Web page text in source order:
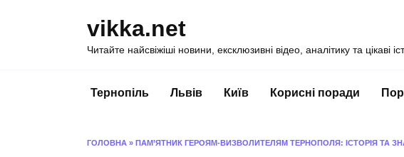
vikka.net
Читайте найсвіжіші новини, ексклюзивні відео, аналітику та
Тернопіль Львів Київ Корисні поради
ГОЛОВНА » ПАМ’ЯТНИК ГЕРОЯМ-ВИЗВОЛИТЕЛЯМ ТЕРНОПОЛЯ: ІСТОРІЯ ТА